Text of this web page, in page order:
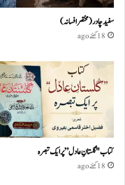
سفید چادر( مختصر افسانہ)
18 گھنٹے ago
کتاب "گلستانِ عادل” پر ایک تبصرہ
18 گھنٹے ago